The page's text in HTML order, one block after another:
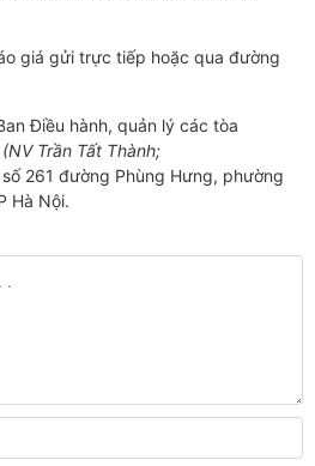
giá gửi trực tiếp hoặc qua đường
Điều hành, quản lý các tòa
(NV Trần Tất Thành;
261 đường Phùng Hưng, phường
Hà Nội.